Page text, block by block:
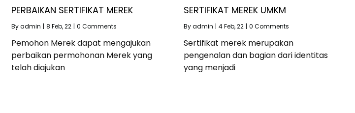
PERBAIKAN SERTIFIKAT MEREK
Byadmin | 8 Feb, 22 | 0 Comments
Pemohon Merek dapat mengajukan
perbaikan permohonan Merek yang
telah diajukan
SERTIFIKAT MEREK UMKM
Byadmin | 4Feb, 22 | 0 Comments
Sertifikat merek merupakan
pengenalan dan bagian dari identitas
yang menjadi